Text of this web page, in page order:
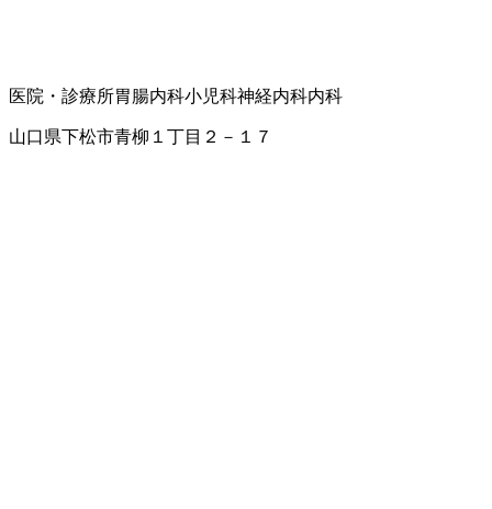
医院・診療所胃腸内科小児科神経内科内科
山口県下松市青柳１丁目２－１７